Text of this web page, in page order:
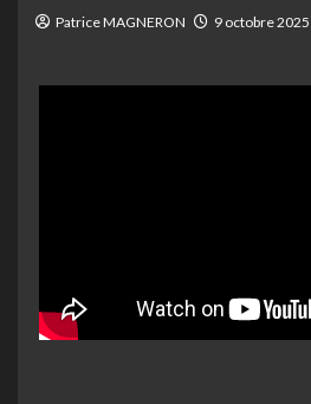
Patrice MAGNERON 9 octobre 2025